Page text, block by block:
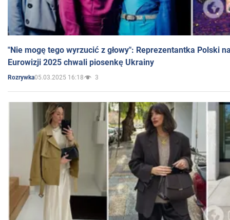
"Nie mogę tego wyrzucić z głowy": Reprezentantka Polski
Eurowizji 2025 chwali piosenkę Ukrainy
Rozrywka05.03.2025 16:18 3